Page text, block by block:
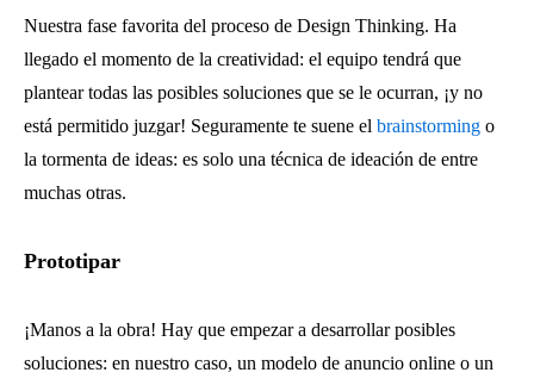
Nuestra fase favorita del proceso de Design Thinking. Ha
llegado el momento de la creatividad: el equipo tendrá que
plantear todas las posibles soluciones que se le ocurran, ¡y no
está permitido juzgar! Seguramente te suene el brainstorming o
la tormenta de ideas: es solo una técnica de ideación de entre
muchas otras.
Prototipar
¡Manos a la obra! Hay que empezar a desarrollar posibles
soluciones: en nuestro caso, un modelo de anuncio online o un